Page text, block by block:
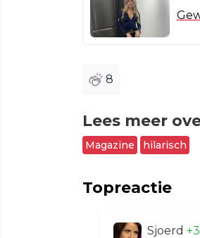
8
Lees meer
Magazine hilarisch
Topreactie
Sjoerd